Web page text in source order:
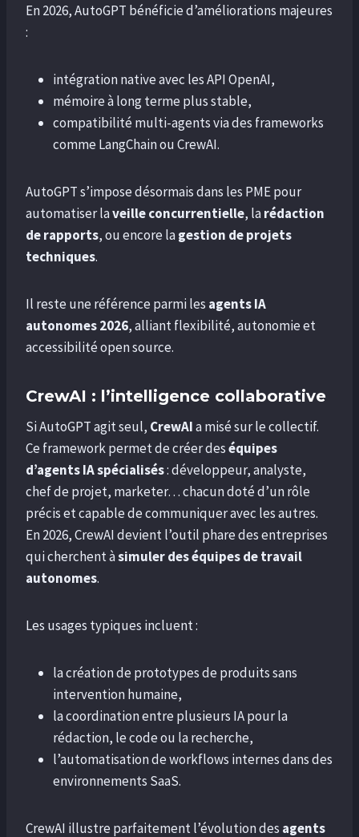
En 2026, AutoGPT bénéficie d’améliorations majeures
:
intégration native avec les API OpenAI,
mémoire à long terme plus stable,
compatibilité multi-agents via des frameworks
comme LangChain ou CrewAI.
AutoGPT s’impose désormais dans les PME pour
automatiser laveille concurrentielle, larédaction
de rapports, ou encore lagestion de projets
techniques.
Il reste une référence parmi les agents IA
autonomes 2026, alliant flexibilité, autonomie et
accessibilité open source.
CrewAI : l’intelligence collaborative
Si AutoGPT agit seul, CrewAIa misé sur le collectif.
Ce framework permet de créer deséquipes
d’agents IA spécialisés: développeur, analyste,
chef de projet, marketer… chacun doté d’un rôle
précis et capable de communiquer avec les autres.
En 2026, CrewAI devient l’outil phare des entreprises
qui cherchent àsimuler des équipes de travail
autonomes.
Les usages typiques incluent :
la création de prototypes de produits sans
intervention humaine,
la coordination entre plusieurs IA pour la
rédaction, le code ou la recherche,
l’automatisation de workflows internes dans des
environnements SaaS.
CrewAI illustre parfaitement l’évolution des agents